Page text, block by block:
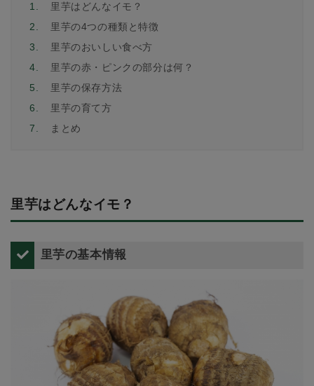
1.
里芋はどんなイモ？
2.
里芋の4つの種類と特徴
3.
里芋のおいしい食べ方
4.
里芋の赤・ピンクの部分は何？
5.
里芋の保存方法
6.
里芋の育て方
7.
まとめ
里芋はどんなイモ？
里芋の基本情報